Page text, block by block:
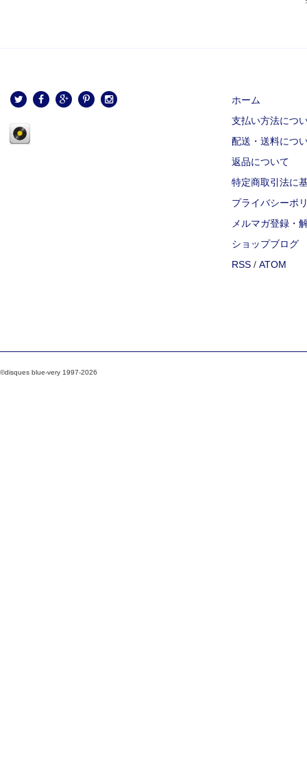
ホーム
支払い方法につ
配送・送料につ
返品について
特定商取引法に
プライバシーポ
メルマガ登録・
ショップブログ
RSS / ATOM
©disques blue-very 1997-2026